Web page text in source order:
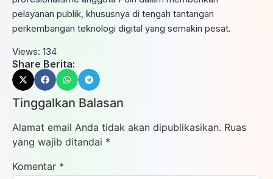
pelayanan publik, khususnya di tengah tantangan
perkembangan teknologi digital yang semakin pesat.
Views: 134
Share Berita:
Tinggalkan Balasan
Alamat email Anda tidak akan dipublikasikan. Ruas
yang wajib ditandai *
Komentar *